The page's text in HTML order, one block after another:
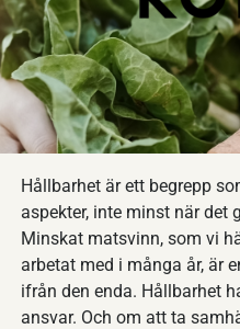
Hållbarhet är ett begrepp
aspekter, inte minst när det
Minskat matsvinn, som vi
arbetat med i många år, är
ifrån den enda. Hållbarhet
ansvar. Och om att ta